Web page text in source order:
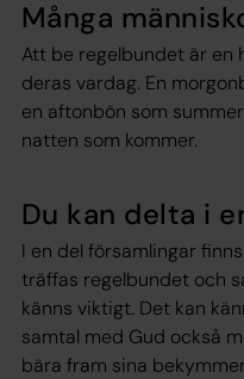
Många
Att be regelbundet är en
deras vardag. En
en aftonbön som
natten som kommer.
Du kan delta i
I en del församlingar
träffas regelbundet och
känns viktigt. Det kan
samtal med Gud också
bära fram sina